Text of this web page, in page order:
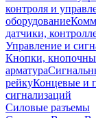
контроля и
оборудование
датчики,
Управление и
Кнопки,
арматура
рейкуКонцевые и
сигнализаций
Силовые разъемы